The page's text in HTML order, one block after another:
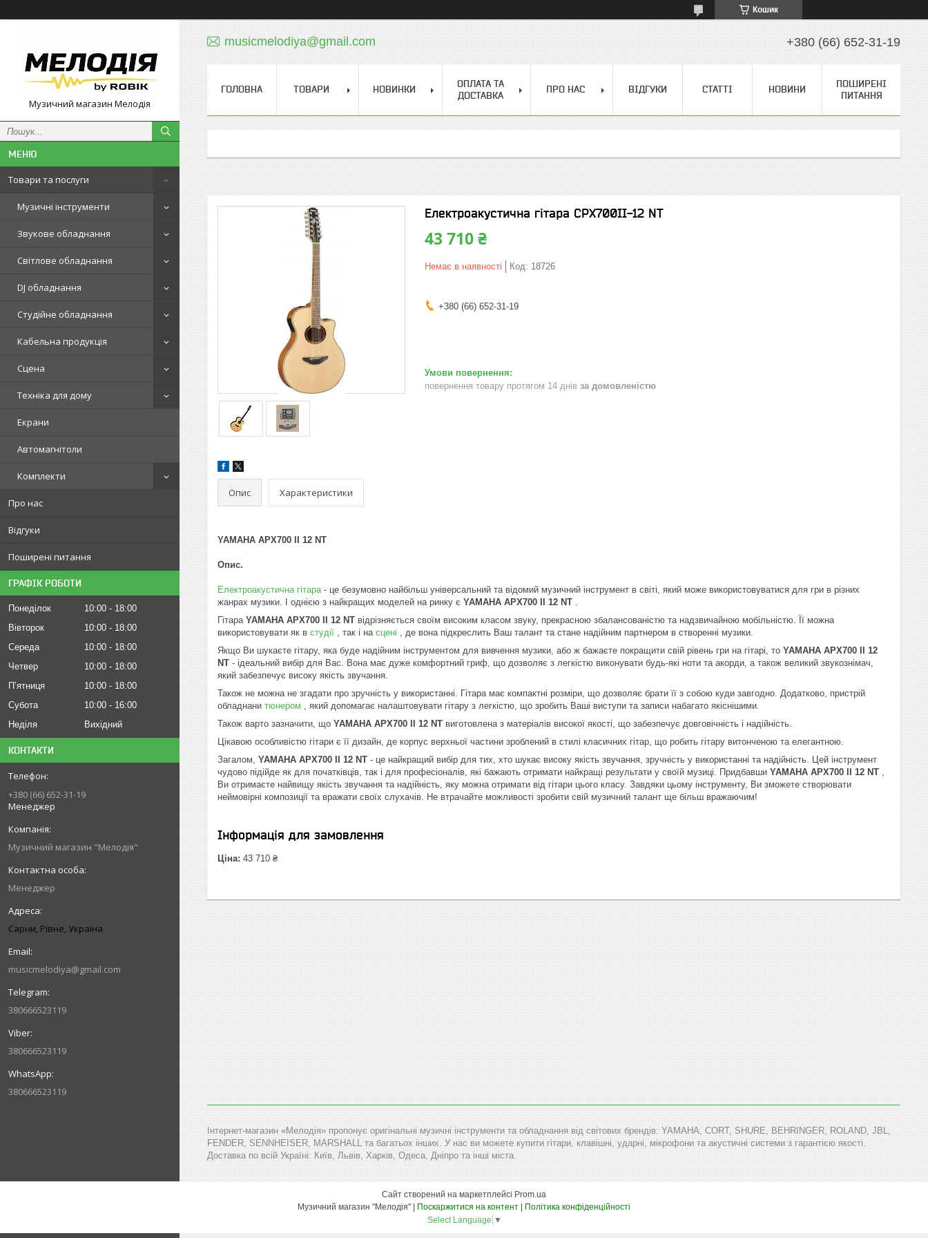
Кошик
Музичний магазин Мелодія
Товари та послуги
Музичні інструменти
Звукове обладнання
Світлове обладнання
DJ обладнання
Студійне обладнання
Кабельна продукція
Сцена
Техніка для дому
Екрани
Автомагнітоли
Комплекти
Про нас
Відгуки
Поширені питання
ГРАФІК РОБОТИ
Понеділок 10:00
18:00
Вівторок
10:00
18:00
Середа
10:00
18:00
Четвер
10:00
18:00
Пʼятниця
10:00
18:00
Субота
10:00
16:00
Неділя
Вихідний
КОНТАКТИ
+380 (66) 652-31-19
Менеджер
Музичний магазин "Мелодія"
Менеджер
Сарни, Рівне, Україна
musicmelodiya@gmail.com
380666523119
380666523119
380666523119
musicmelodiya@gmail.com +380 (66) 652-31-19
ГОЛОВНА ТОВАРИ НОВИНКИ
ОПЛАТА ТА
ДОСТАВКА
ПРО НАС ВІДГУКИ СТАТТІ НОВИНИ
ПОШИРЕНІ
ПИТАННЯ
Електроакустична гітара CPX700II-12 NT
43 710 ₴
Немає в наявності Код: 18726
+380 (66) 652-31-19
повернення товару протягом 14 днів за домовленістю
Опис Характеристики
YAMAHA APX700 II 12 NT
Опис.
Електроакустична гітара - це безумовно найбільш універсальний та відомий музичний інструмент в світі, який може використовуватися для гри в різних
жанрах музики. І однією з найкращих моделей на ринку є YAMAHA APX700 II 12 NT .
Гітара YAMAHA APX700 II 12 NT відрізняється своїм високим класом звуку, прекрасною збалансованістю та надзвичайною мобільністю. Її можна
використовувати як в студії , так і на сцені , де вона підкреслить Ваш талант та стане надійним партнером в створенні музики.
Якщо Ви шукаєте гітару, яка буде надійним інструментом для вивчення музики, або ж бажаєте покращити свій рівень гри на гітарі, то YAMAHA APX700 II 12
NT - ідеальний вибір для Вас. Вона має дуже комфортний гриф, що дозволяє з легкістю виконувати будь-які ноти та акорди, а також великий звукознімач,
який забезпечує високу якість звучання.
Також не можна не згадати про зручність у використанні. Гітара має компактні розміри, що дозволяє брати її з собою куди завгодно. Додатково, пристрій
обладнани тюнером , який допомагає налаштовувати гітару з легкістю, що зробить Ваші виступи та записи набагато якіснішими.
Також варто зазначити, що YAMAHA APX700 II 12 NT виготовлена з матеріалів високої якості, що забезпечує довговічність і надійність.
Цікавою особливістю гітари є її дизайн, де корпус верхньої частини зроблений в стилі класичних гітар, що робить гітару витонченою та елегантною.
Загалом, YAMAHA APX700 II 12 NT - це найкращий вибір для тих, хто шукає високу якість звучання, зручність у використанні та надійність. Цей інструмент
чудово підійде як для початківців, так і для професіоналів, які бажають отримати найкращі результати у своїй музиці. Придбавши YAMAHA APX700 II 12 NT ,
Ви отримаєте найвищу якість звучання та надійність, яку можна отримати від гітари цього класу. Завдяки цьому інструменту, Ви зможете створювати
неймовірні композиції та вражати своїх слухачів. Не втрачайте можливості зробити свій музичний талант ще більш вражаючим!
Інформація для замовлення
Ціна: 43 710 ₴
Інтернет-магазин «Мелодія» пропонує оригінальні музичні інструменти та обладнання від світових брендів: YAMAHA, CORT, SHURE, BEHRINGER, ROLAND, JBL,
FENDER, SENNHEISER, MARSHALL та багатьох інших. У нас ви можете купити гітари, клавішні, ударні, мікрофони та акустичні системи з гарантією якості.
Доставка по всій Україні: Київ, Львів, Харків, Одеса, Дніпро та інші міста.
Сайт створений на маркетплейсі Prom.ua
Поскаржитися на контент
Політика конфіденційності
Select Language ▼